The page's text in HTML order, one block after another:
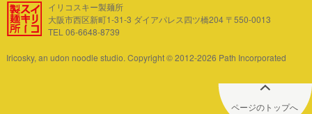
イリコスキー製麺所
大阪市西区新町1-31-3 ダイアパレス四ツ橋204 〒550-0013
TEL 06-6648-8739
Iricosky, an udon noodle studio. Copyright © 2012-2026 Path Incorporated
ページのトップへ